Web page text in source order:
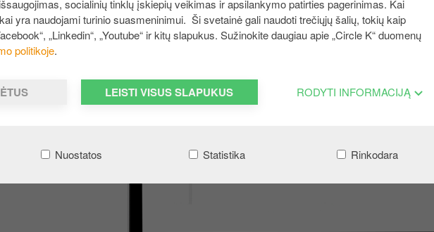
socialinių tinklų įskiepių veikimas ir apsilankymo patirties pagerinimas. Kai
yra naudojami turinio suasmeninimui. Ši svetainė gali naudoti trečiųjų šalių, tokių kaip
„Linkedin“, „Youtube“ ir kitų slapukus. Sužinokite daugiau apie „Circle K“ duomenų
politikoje.
LEISTI VISUS SLAPUKUS RODYTI INFORMACIJĄ
Nuostatos Statistika Rinkodara
s
m
e
m
a
g
e